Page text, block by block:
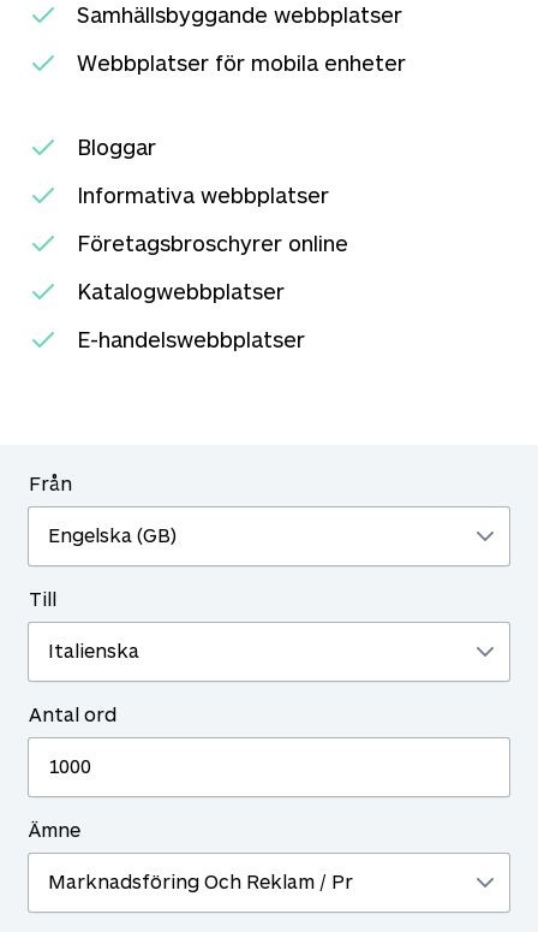
Samhällsbyggande webbplatser
Webbplatser för mobila enheter
Bloggar
Informativa webbplatser
Företagsbroschyrer online
Katalogwebbplatser
E-handelswebbplatser
Från
Till
Antal ord
Ämne